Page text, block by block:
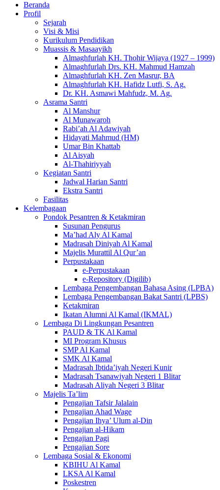
Beranda
Profil
Sejarah
Visi & Misi
Kurikulum Pendidikan
Muassis & Masaayikh
Almaghfurlah KH. Thohir Wijaya (1927 – 1999)
Almaghfurlah Drs. KH. Mahmud Hamzah
Almaghfurlah KH. Zen Masrur, BA
Almaghfurlah KH. Hafidz Lutfi, S. Ag.
Dr. KH. Asmawi Mahfudz, M. Ag.
Asrama Santri
Al Manshur
Al Munawaroh
Rabi’ah Al Adawiyah
Hidayati Mahmud (HM)
Umar Bin Khattab
Al Aisyah
Al-Thahiriyyah
Kegiatan Santri
Jadwal Harian Santri
Ekstra Santri
Fasilitas
Kelembagaan
Pondok Pesantren & Ketakmiran
Susunan Pengurus
Ma’had Aly Al Kamal
Madrasah Diniyah Al Kamal
Majelis Murattil Al Qur’an
Perpustakaan
e-Perpustakaan
e-Repository (Digilib)
Lembaga Pengembangan Bahasa Asing (LPBA)
Lembaga Pengembangan Bakat Santri (LPBS)
Ketakmiran
Ikatan Alumni Al Kamal (IKMAL)
Lembaga Di Lingkungan Pesantren
PAUD & TK Al Kamal
MI Program Khusus
SMP Al Kamal
SMK Al Kamal
Madrasah Ibtida’iyah Negeri Kunir
Madrasah Tsanawiyah Negeri 1 Blitar
Madrasah Aliyah Negeri 3 Blitar
Majelis Ta’lim
Pengajian Tafsir Jalalain
Pengajian Ahad Wage
Pengajian Ihya’ Ulum al-Din
Pengajian al-Hikam
Pengajian Pagi
Pengajian Sore
Lembaga Sosial & Ekonomi
KBIHU Al Kamal
LKSA Al Kamal
Poskestren